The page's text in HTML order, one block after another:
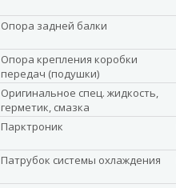
Опора задней балки
Опора крепления коробки
передач (подушки)
Оригинальное спец. жидкость,
герметик, смазка
Парктроник
Патрубок системы охлаждения